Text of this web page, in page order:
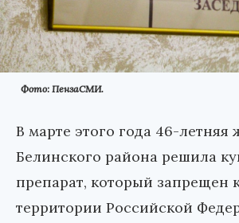
Фото: ПензаСМИ.
В марте этого года 46-летняя
Белинского района решила
препарат, который запрещен
территории Российской